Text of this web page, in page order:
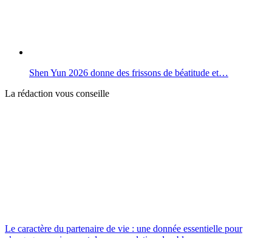
Shen Yun 2026 donne des frissons de béatitude et…
La rédaction vous conseille
Le caractère du partenaire de vie : une donnée essentielle pour